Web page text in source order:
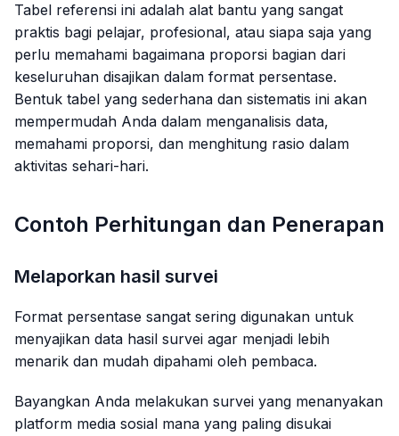
Tabel referensi ini adalah alat bantu yang sangat
praktis bagi pelajar, profesional, atau siapa saja yang
perlu memahami bagaimana proporsi bagian dari
keseluruhan disajikan dalam format persentase.
Bentuk tabel yang sederhana dan sistematis ini akan
mempermudah Anda dalam menganalisis data,
memahami proporsi, dan menghitung rasio dalam
aktivitas sehari-hari.
Contoh Perhitungan dan Penerapan
Melaporkan hasil survei
Format persentase sangat sering digunakan untuk
menyajikan data hasil survei agar menjadi lebih
menarik dan mudah dipahami oleh pembaca.
Bayangkan Anda melakukan survei yang menanyakan
platform media sosial mana yang paling disukai